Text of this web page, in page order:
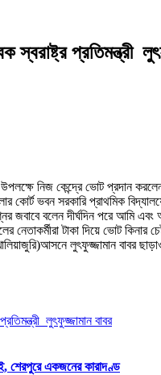
স্বরাষ্ট্র প্রতিমন্ত্রী
নিজ কেন্দ্রে ভোট প্রদান করলেন
কোর্ট ভবন সরকারি প্রাথমিক
জবাবে বলেন দীর্ঘদিন পরে আমি
নেতাকর্মীরা টাকা দিয়ে ভোট কিনার
লুৎফুজ্জামান বাবর ছাড়াও
শেরপুরে একজনের কারাদণ্ড